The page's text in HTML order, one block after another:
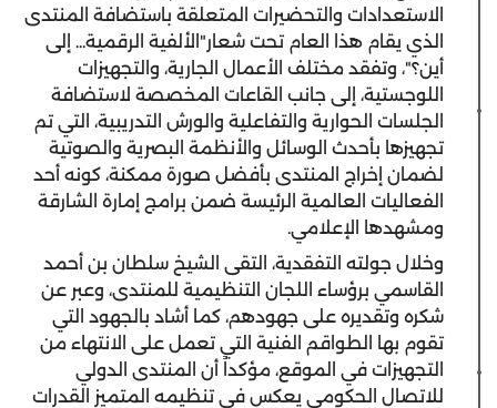
الاستعدادات والتحضيرات المتعلقة باستضافة المنتدى
الذي يقام هذا العام تحت شعار"الألفية الرقمية... إلى
أين؟"، وتفقد مختلف الأعمال الجارية، والتجهيزات
اللوجستية، إلى جانب القاعات المخصصة لاستضافة
الجلسات الحوارية والتفاعلية والورش التدريبية، التي تم
تجهيزها بأحدث الوسائل والأنظمة البصرية والصوتية
لضمان إخراج المنتدى بأفضل صورة ممكنة، كونه أحد
الفعاليات العالمية الرئيسة ضمن برامج إمارة الشارقة
ومشهدها الإعلامي.
وخلال جولته التفقدية، التقى الشيخ سلطان بن أحمد
القاسمي برؤساء اللجان التنظيمية للمنتدى، وعبر عن
شكره وتقديره على جهودهم، كما أشاد بالجهود التي
تقوم بها الطواقم الفنية التي تعمل على الانتهاء من
التجهيزات في الموقع، مؤكداً أن المنتدى الدولي
للاتصال الحكومي يعكس في تنظيمه المتميز القدرات